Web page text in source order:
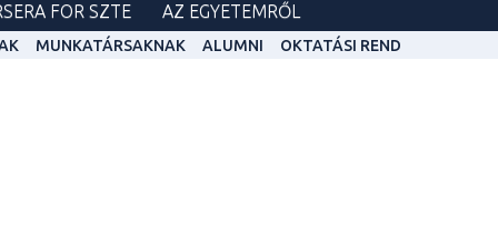
FOR SZTE AZ EGYETEMRŐL
MUNKATÁRSAKNAK ALUMNI OKTATÁSI REND